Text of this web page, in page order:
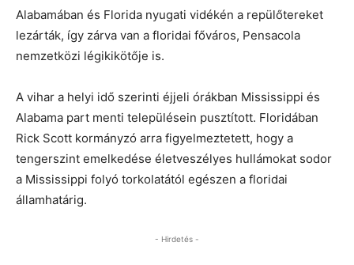
Alabamában és Florida nyugati vidékén a repülőtereket
lezárták, így zárva van a floridai főváros, Pensacola
nemzetközi légikikötője is.
A vihar a helyi idő szerinti éjjeli órákban Mississippi és
Alabama part menti településein pusztított. Floridában
Rick Scott kormányzó arra figyelmeztetett, hogy a
tengerszint emelkedése életveszélyes hullámokat sodor
a Mississippi folyó torkolatától egészen a floridai
államhatárig.
- Hirdetés -